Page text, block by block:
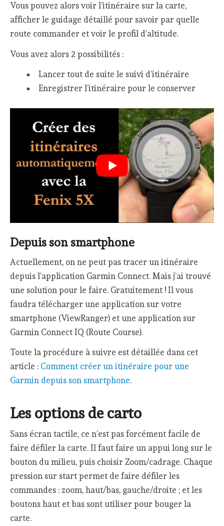
Vous pouvez alors voir l’itinéraire sur la carte,
afficher le guidage détaillé pour savoir par quelle
route commander et voir le profil d’altitude.
Vous avez alors 2 possibilités :
Lancer tout de suite le suivi d’itinéraire
Enregistrer l’itinéraire pour le conserver
Depuis son smartphone
Actuellement, on ne peut pas tracer un itinéraire
depuis l’application Garmin Connect. Mais j’ai trouvé
une solution pour le faire. Gratuitement ! Il vous
faudra télécharger une application sur votre
smartphone (ViewRanger) et une application sur
Garmin Connect IQ (Route Course).
Toute la procédure à suivre est détaillée dans cet
article : Comment créer un itinéraire pour une
Garmin depuis son smartphone.
Les options de carto
Sans écran tactile, ce n’est pas forcément facile de
faire défiler la carte. Il faut faire un appui long sur le
bouton du milieu, puis choisir Zoom/cadrage. Chaque
pression sur start permet de faire défiler les
commandes : zoom, haut/bas, gauche/droite ; et les
boutons haut et bas sont utiliser pour bouger la
carte.